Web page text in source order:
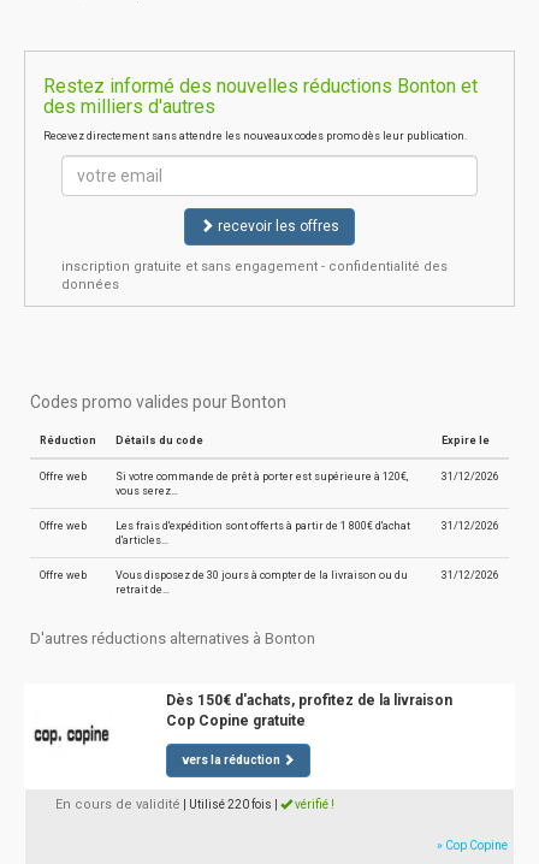
Restez informé des nouvelles réductions Bonton et
des milliers d'autres
Recevez directement sans attendre les nouveaux codes promo dès leur publication.
recevoir les offres
inscription gratuite et sans engagement - confidentialité des
données
Codes promo valides pour Bonton
Réduction Détails du code Expire le
Offre web
Si votre commande de prêt à porter est supérieure à 120€,
vous serez…
31/12/2026
Offre web
Les frais d'expédition sont offerts à partir de 1 800€ d'achat
d'articles…
31/12/2026
Offre web
Vous disposez de 30 jours à compter de la livraison ou du
retrait de…
31/12/2026
D'autres réductions alternatives à Bonton
Dès 150€ d'achats, profitez de la livraison
Cop Copine gratuite
vers la réduction
En cours de validité | Utilisé 220 fois vérifié !
» Cop Copine